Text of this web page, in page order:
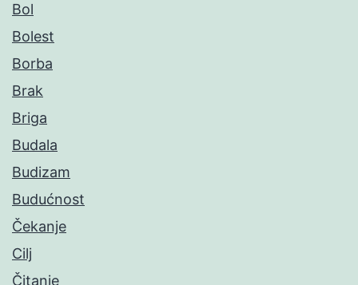
Bol
Bolest
Borba
Brak
Briga
Budala
Budizam
Budućnost
Čekanje
Cilj
Čitanje